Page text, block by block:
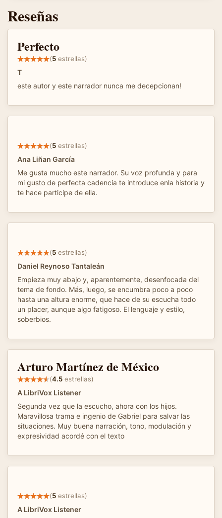
Reseñas
Perfecto
(5 estrellas)
T
este autor y este narrador nunca me decepcionan!
(5 estrellas)
Ana Liñan García
Me gusta mucho este narrador. Su voz profunda y para
mi gusto de perfecta cadencia te introduce enla historia y
te hace participe de ella.
(5 estrellas)
Daniel Reynoso Tantaleán
Empieza muy abajo y, aparentemente, desenfocada del
tema de fondo. Más, luego, se encumbra poco a poco
hasta una altura enorme, que hace de su escucha todo
un placer, aunque algo fatigoso. El lenguaje y estilo,
soberbios.
Arturo Martínez de México
(4.5 estrellas)
A LibriVox Listener
Segunda vez que la escucho, ahora con los hijos.
Maravillosa trama e ingenio de Gabriel para salvar las
situaciones. Muy buena narración, tono, modulación y
expresividad acordé con el texto
(5 estrellas)
A LibriVox Listener